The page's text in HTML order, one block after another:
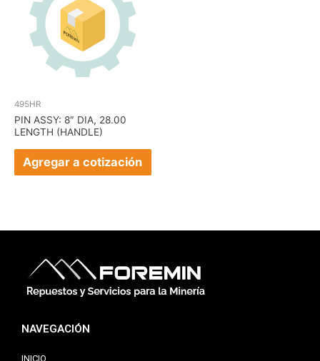
495HR
PIN ASSY: 8″ DIA, 28.00
LENGTH (HANDLE)
Agregar a cotización
NAVEGACIÓN
INICIO